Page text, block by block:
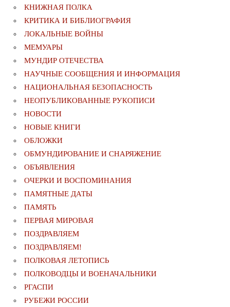
КНИЖНАЯ ПОЛКА
КРИТИКА И БИБЛИОГРАФИЯ
ЛОКАЛЬНЫЕ ВОЙНЫ
МЕМУАРЫ
МУНДИР ОТЕЧЕСТВА
НАУЧНЫЕ СООБЩЕНИЯ И ИНФОРМАЦИЯ
НАЦИОНАЛЬНАЯ БЕЗОПАСНОСТЬ
НЕОПУБЛИКОВАННЫЕ РУКОПИСИ
НОВОСТИ
НОВЫЕ КНИГИ
ОБЛОЖКИ
ОБМУНДИРОВАНИЕ И СНАРЯЖЕНИЕ
ОБЪЯВЛЕНИЯ
ОЧЕРКИ И ВОСПОМИНАНИЯ
ПАМЯТНЫЕ ДАТЫ
ПАМЯТЬ
ПЕРВАЯ МИРОВАЯ
ПОЗДРАВЛЯЕМ
ПОЗДРАВЛЯЕМ!
ПОЛКОВАЯ ЛЕТОПИСЬ
ПОЛКОВОДЦЫ И ВОЕНАЧАЛЬНИКИ
РГАСПИ
РУБЕЖИ РОССИИ